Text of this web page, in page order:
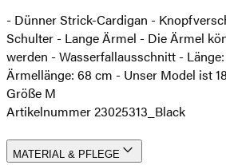
- Dünner Strick-Cardigan -
Schulter - Lange Ärmel - Die Ärmel
werden - Wasserfallausschnitt -
Ärmellänge: 68 cm - Unser Model ist
Größe M
Artikelnummer 23025313_Black
MATERIAL & PFLEGE